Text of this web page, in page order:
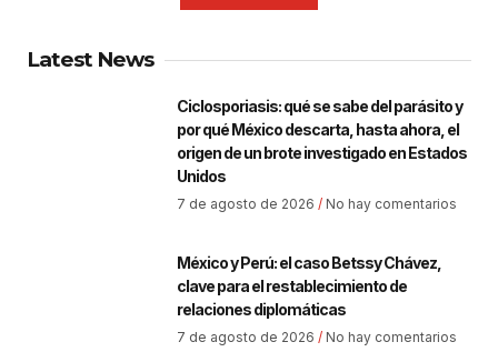
Latest News
Ciclosporiasis: qué se sabe del parásito y
por qué México descarta, hasta ahora, el
origen de un brote investigado en Estados
Unidos
7 de agosto de 2026 No hay comentarios
México y Perú: el caso Betssy Chávez,
clave para el restablecimiento de
relaciones diplomáticas
7 de agosto de 2026 No hay comentarios